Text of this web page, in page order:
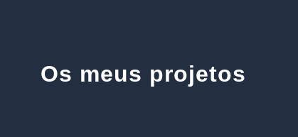
Os meus projetos